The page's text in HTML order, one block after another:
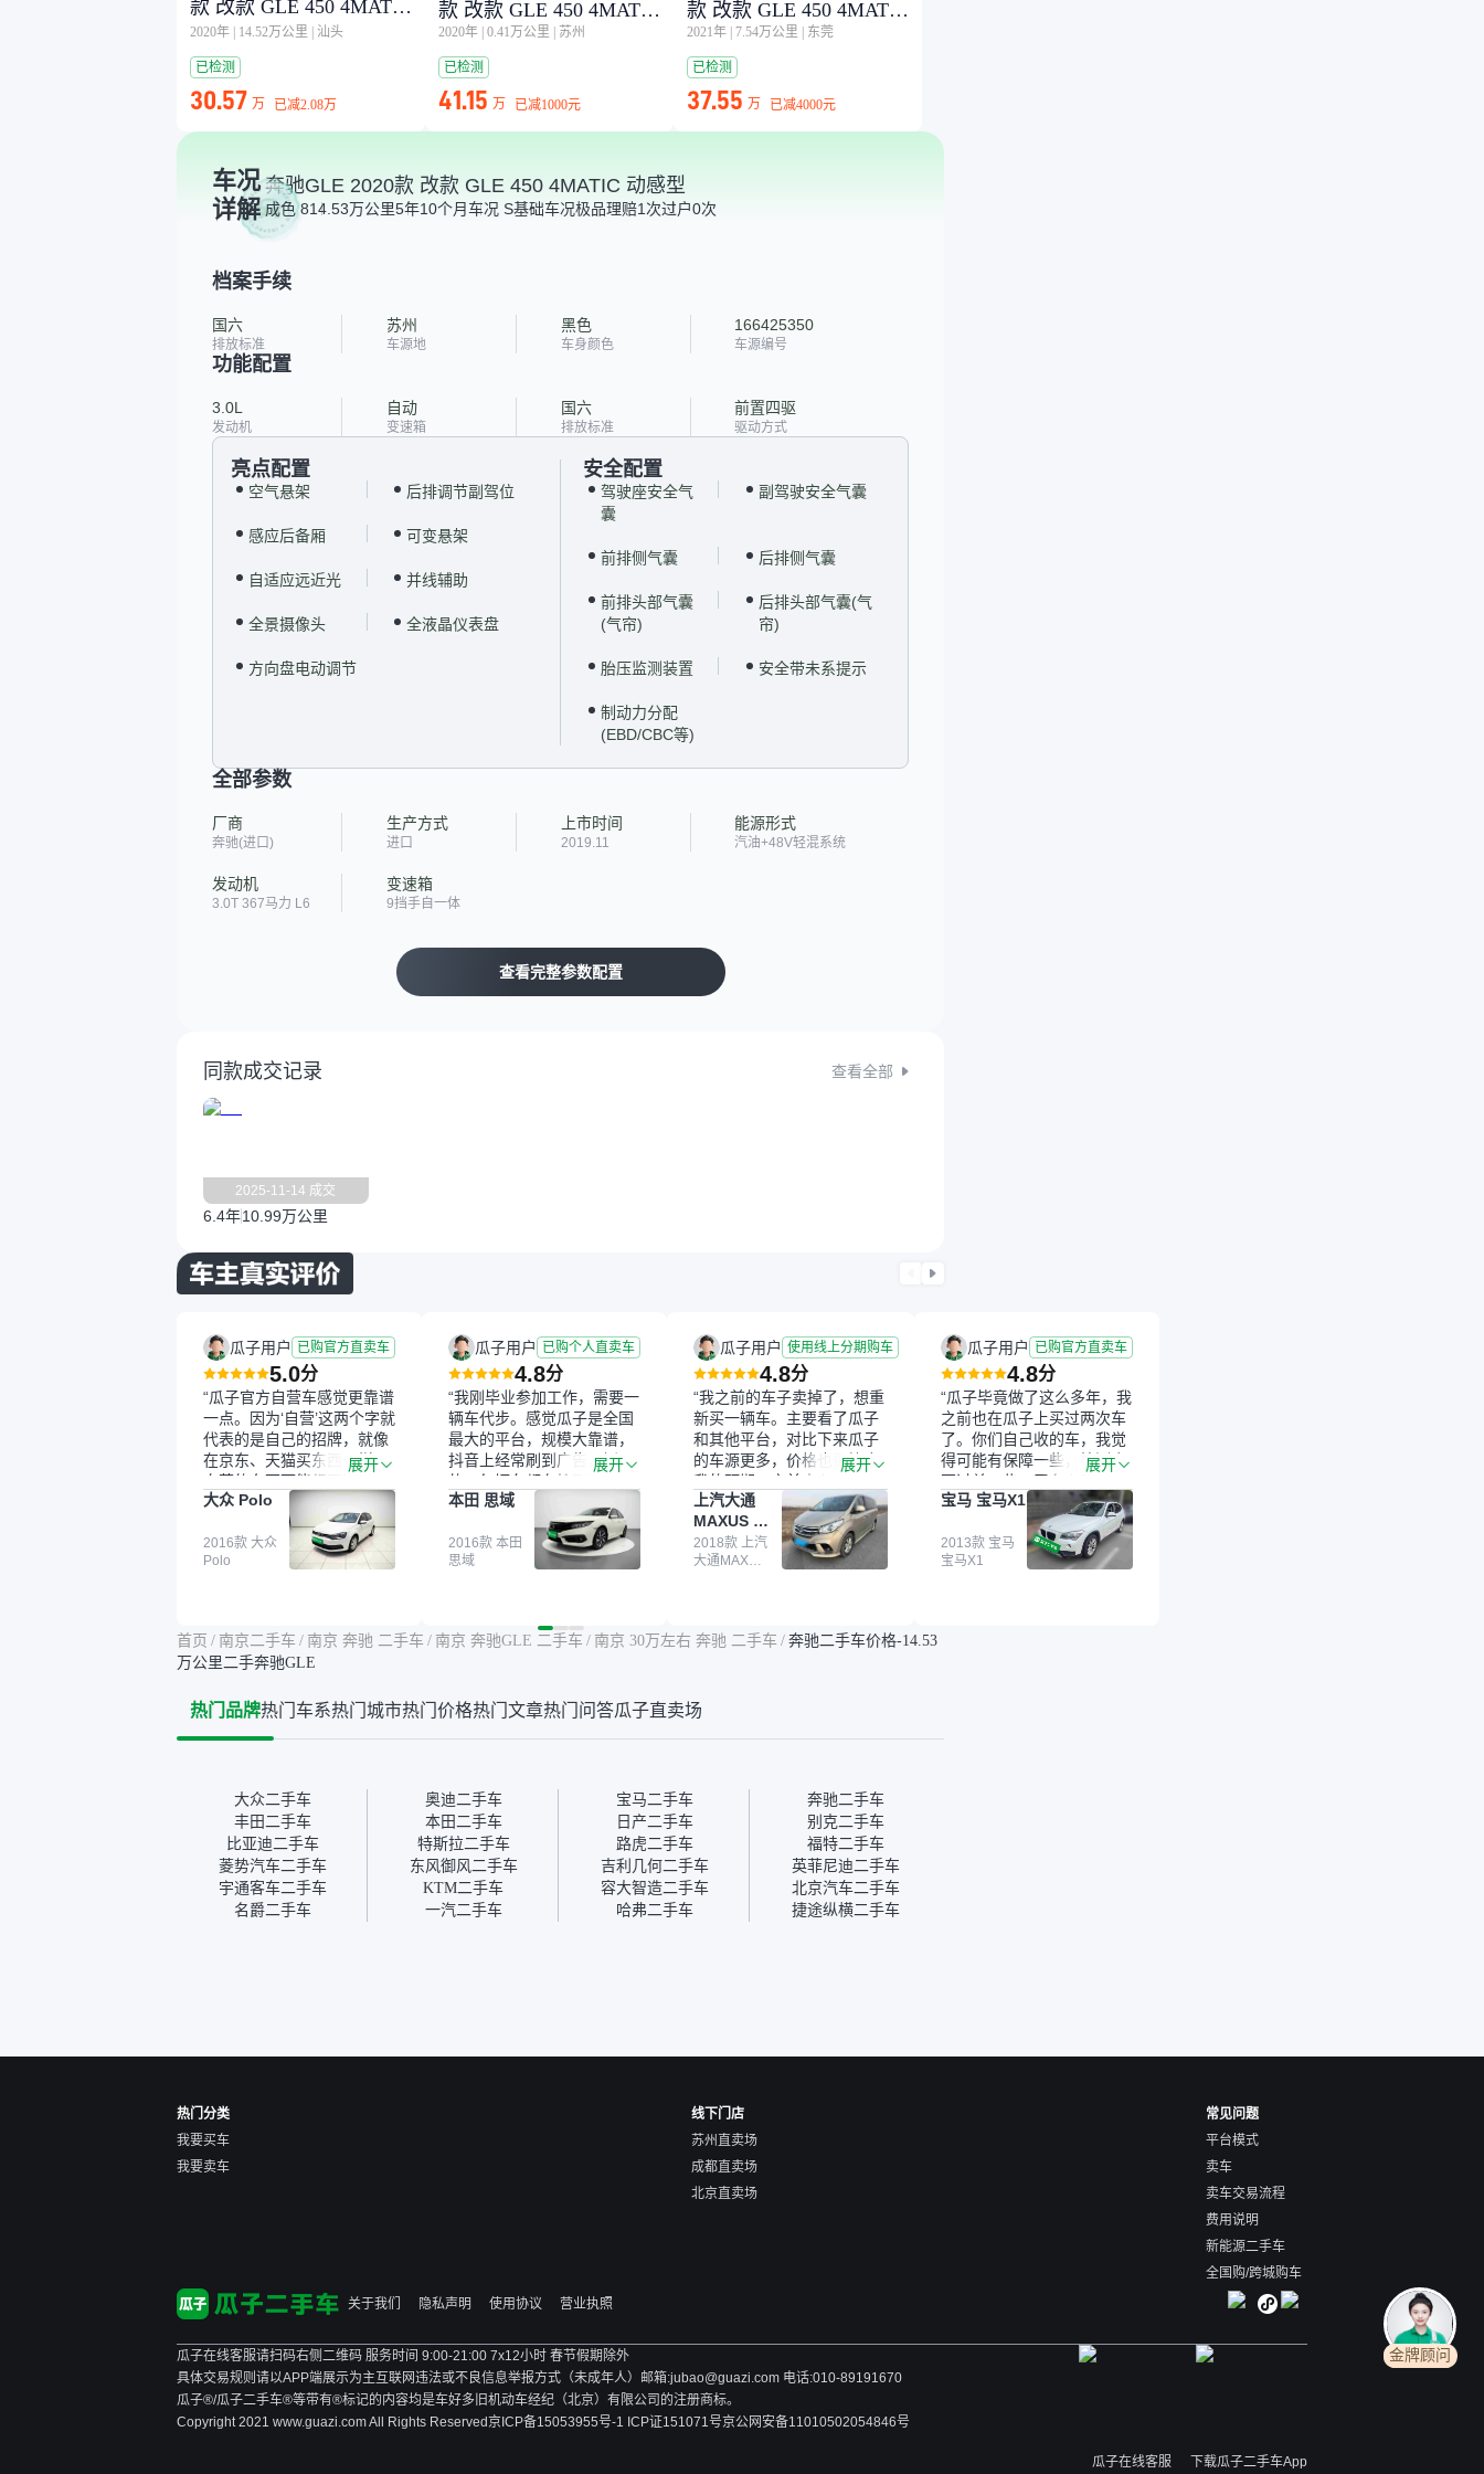
款 改款 GLE 450 4MATIC
动感型
2020年 14.52万公里 汕头
已检测
30.57 万 已减2.08万
款 改款 GLE 450 4MATIC
动感型
2020年 0.41万公里 苏州
已检测
41.15 万 已减1000元
款 改款 GLE 450 4MATIC
动感型
2021年 7.54万公里 东莞
已检测
37.55 万 已减4000元
车况
详解
奔驰GLE 2020款 改款 GLE 450 4MATIC 动感型
成色 814.53万公里5年10个月车况 S基础车况极品理赔1次过户0次
档案手续
国六
排放标准
苏州
车源地
黑色
车身颜色
166425350
车源编号
功能配置
3.0L
发动机
自动
变速箱
国六
排放标准
前置四驱
驱动方式
亮点配置
空气悬架 后排调节副驾位
感应后备厢 可变悬架
自适应远近光 并线辅助
全景摄像头 全液晶仪表盘
方向盘电动调节
安全配置
驾驶座安全气
囊
副驾驶安全气囊
前排侧气囊 后排侧气囊
前排头部气囊
(气帘)
后排头部气囊(气
帘)
胎压监测装置 安全带未系提示
制动力分配
(EBD/CBC等)
全部参数
厂商
奔驰(进口)
生产方式
进口
上市时间
2019.11
能源形式
汽油+48V轻混系统
发动机
3.0T 367马力 L6
变速箱
9挡手自一体
查看完整参数配置
同款成交记录 查看全部
2025-11-14 成交
6.4年10.99万公里
瓜子用户 已购官方直卖车
5.0分
“瓜子官方自营车感觉更靠谱
一点。因为‘自营’这两个字就
代表的是自己的招牌，就像
在京东、天猫买东西一样，
自营的东西可能都要好一
点。就是这种刻板印象吧。
一开始买二手车的时候，我
确实有担心过事故车、泡水
车这些问题。瓜子的检测报
况。我拿到你们的信息之
后，自己又在线上去做了一
台），同时也找了朋友帮忙
线下看车。结果跟你们的报
我第一天看车，第二天你们
就约我到店，我第三天去提
的车。去之前我提前跟交接
人员说好，到了之后要当着
我的面再做一次复检，你们
也安排了师傅，服务可以，
速度很快。体验下来自营车
展开
大众 Polo
2016款 大众
Polo
瓜子用户 已购个人直卖车
4.8分
“我刚毕业参加工作，需要一
辆车代步。感觉瓜子是全国
最大的平台，规模大靠谱，
抖音上经常刷到广告，挺火
的。每辆车都有检测报告，
这个让我很放心。去外面买
车全凭卖家一张嘴，不敢
买。我买了本田思域，白
色，过户次数少，公里数符
平台，车价贵点也正常，毕
竟有保障。其他平台上很多
多花点钱买个放心。从个人
展开
本田 思域
2016款 本田
思域
瓜子用户 使用线上分期购车
4.8分
“我之前的车子卖掉了，想重
新买一辆车。主要看了瓜子
和其他平台，对比下来瓜子
的车源更多，价格也更符合
我的预期。之前卖车来过瓜
子，虽然价格没谈成，但
APP一直留着。瓜子毕竟是
大平台，整体印象还好。我
最终买了一台上汽大通，18
期，这一点很便捷，其他平
心的额外价值。虽然我砍过
为瓜子有质保，车子出小毛
病维修更有保障。”
展开
上汽大通
MAXUS 大
通G10
2018款 上汽
大通MAXUS
瓜子用户 已购官方直卖车
4.8分
“瓜子毕竟做了这么多年，我
之前也在瓜子上买过两次车
了。你们自己收的车，我觉
得可能有保障一些，检测会
更过关一些。平台自己收上
来再卖的车，应该更可靠。
我买的是宝马X1，主要看中
它的价格和公里数比较合
适。另外，瓜子承诺无火
展开
宝马 宝马X1
2013款 宝马
宝马X1
首页 / 南京二手车 / 南京 奔驰 二手车 / 南京 奔驰GLE 二手车 / 南京 30万左右 奔驰 二手车 / 奔驰二手车价格-14.53
万公里二手奔驰GLE
热门品牌热门车系热门城市热门价格热门文章热门问答瓜子直卖场
大众二手车 奥迪二手车 宝马二手车
奔驰二手车
丰田二手车
本田二手车 日产二手车
别克二手车
比亚迪二手车
特斯拉二手车 路虎二手车
福特二手车
菱势汽车二手车
东风御风二手车 吉利几何二手车
英菲尼迪二手车
宇通客车二手车
KTM二手车 容大智造二手车
北京汽车二手车
名爵二手车
一汽二手车 哈弗二手车 捷途纵横二手车
热门分类
我要买车
我要卖车
线下门店
苏州直卖场
成都直卖场
北京直卖场
常见问题
平台模式
卖车
卖车交易流程
费用说明
新能源二手车
全国购/跨城购车
关于我们
隐私声明 使用协议 营业执照
瓜子在线客服请扫码右侧二维码 服务时间 9:00-21:00 7x12小时 春节假期除外
具体交易规则请以APP端展示为主 互联网违法或不良信息举报方式（未成年人）邮箱:jubao@guazi.com 电话:010-89191670
瓜子®/瓜子二手车®等带有®标记的内容均是车好多旧机动车经纪（北京）有限公司的注册商标。
Copyright 2021 www.guazi.com All Rights Reserved京ICP备15053955号-1 ICP证151071号京公网安备11010502054846号
瓜子在线客服 下载瓜子二手车App
金牌顾问